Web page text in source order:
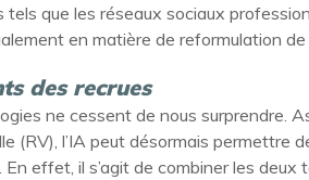
que les réseaux sociaux
en matière de reformulation de
des recrues
ne cessent de nous surprendre.
(RV), l’IA peut désormais permettre
effet, il s’agit de combiner les deux